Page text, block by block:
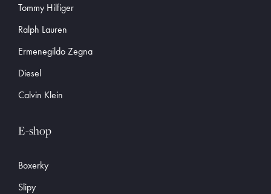
Tommy Hilfiger
Ralph Lauren
Ermenegildo Zegna
Diesel
Calvin Klein
E-shop
Boxerky
Slipy